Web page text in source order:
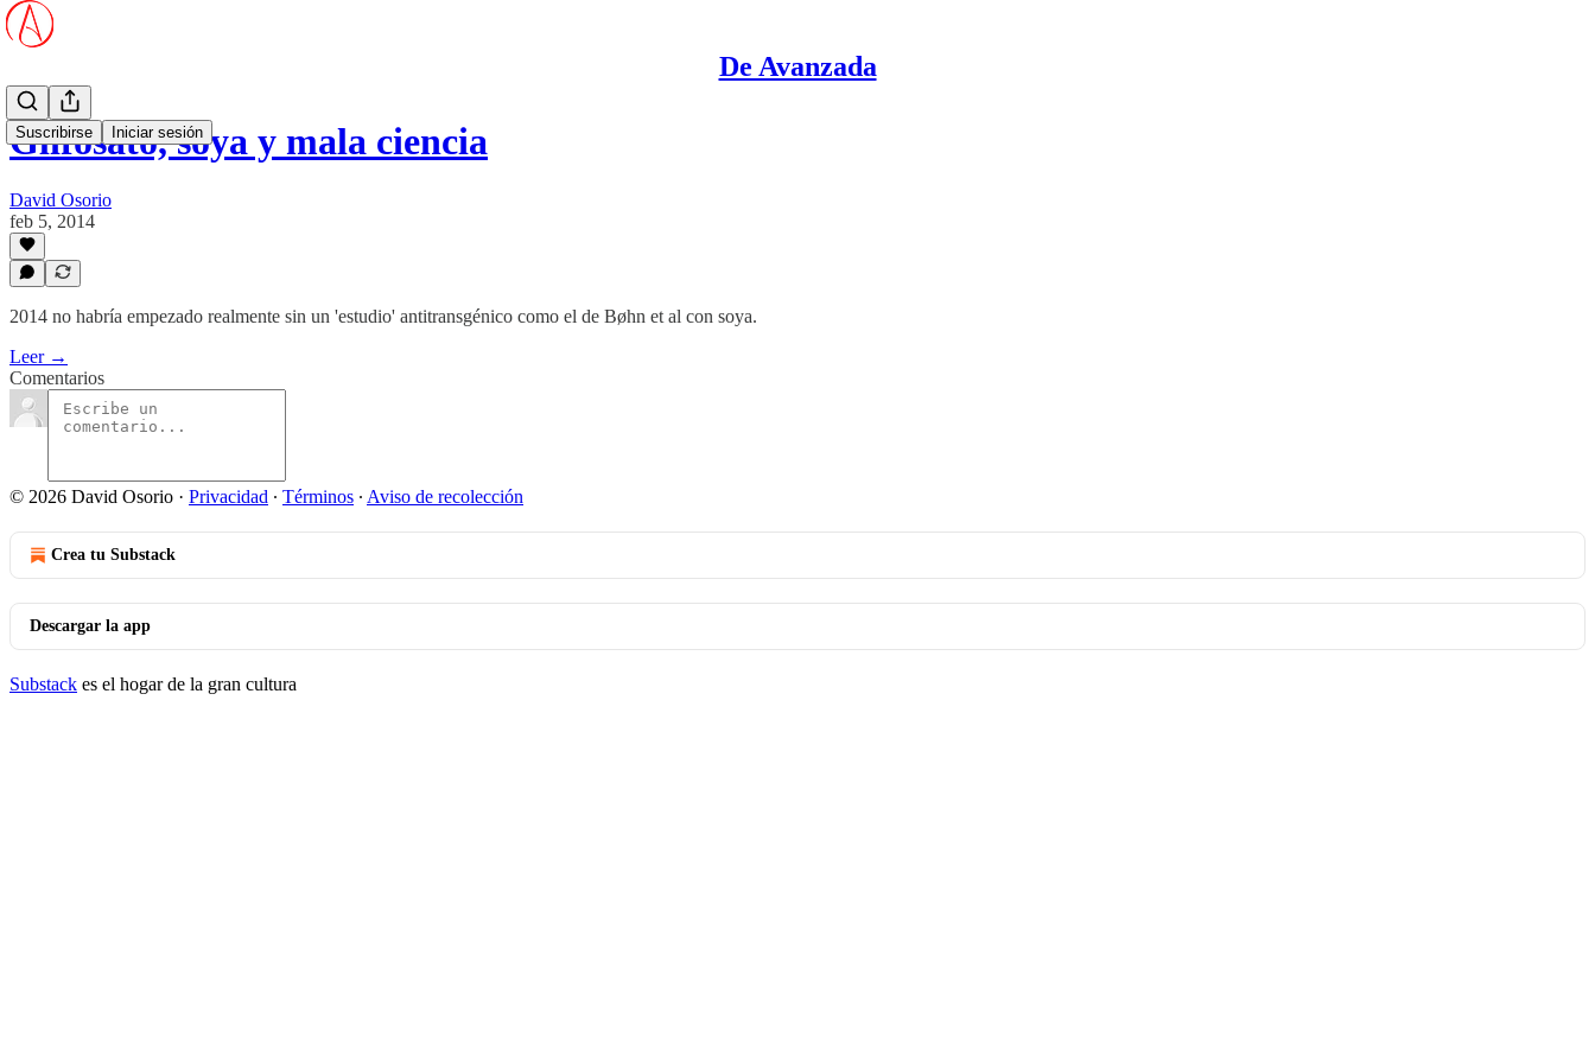
De Avanzada
Suscribirse Iniciar sesión
Glifosato, soya y mala ciencia
David Osorio
feb 5, 2014
2014 no habría empezado realmente sin un 'estudio' antitransgénico como el de Bøhn et al con soya.
Leer →
Comentarios
© 2026 David Osorio · Privacidad ∙ Términos ∙ Aviso de recolección
Crea tu Substack
Descargar la app
Substack es el hogar de la gran cultura